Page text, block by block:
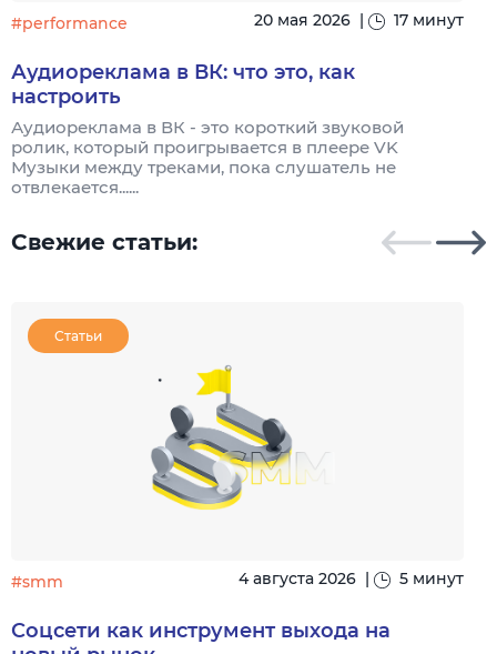
#performance 20 мая 2026 | 17 минут
Аудиореклама в ВК: что это, как
настроить
Аудиореклама в ВК - это короткий звуковой
ролик, который проигрывается в плеере VK
Музыки между треками, пока слушатель не
отвлекается......
Свежие статьи:
Статьи
#smm 4 августа 2026 | 5 минут
Соцсети как инструмент выхода на